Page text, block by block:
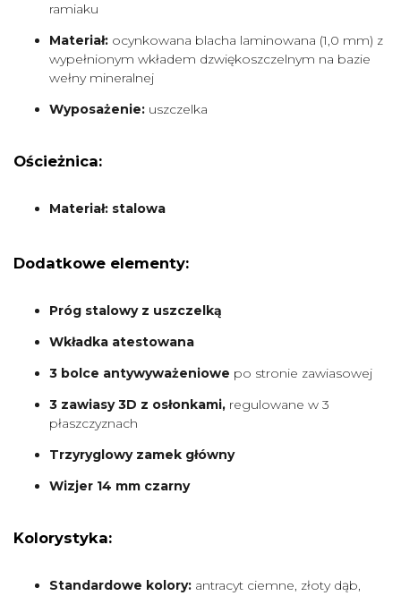
ramiaku
Materiał: ocynkowana blacha laminowana (1,0 mm) z
wypełnionym wkładem dzwiękoszczelnym na bazie
wełny mineralnej
Wyposażenie: uszczelka
Ościeżnica:
Materiał: stalowa
Dodatkowe elementy:
Próg stalowy z uszczelką
Wkładka atestowana
3 bolce antywyważeniowe po stronie zawiasowej
3 zawiasy 3D z osłonkami, regulowane w 3
płaszczyznach
Trzyryglowy zamek główny
Wizjer 14 mm czarny
Kolorystyka:
Standardowe kolory: antracyt ciemne, złoty dąb,